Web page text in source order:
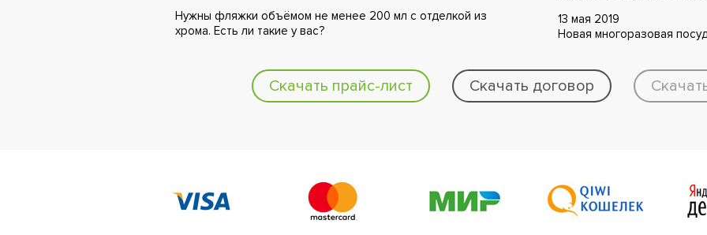
Нужны фляжки объёмом не менее 200 мл с отделкой из
хрома. Есть ли такие у вас?
13 мая 2019
Новая многоразовая
Скачать прайс-лист Скачать договор